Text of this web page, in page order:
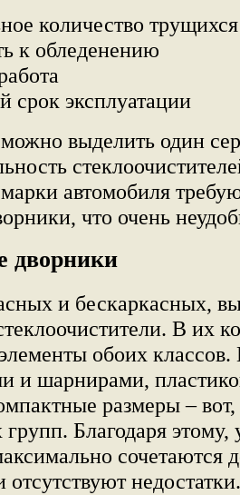
количество
к обледенению
срок эксплуатации
выделить один
автомобиля
что очень
дворники
и бескаркасных,
В их
обоих классов.
и шарнирами,
размеры –
Благодаря
сочетаются
отсутствуют недостатки.